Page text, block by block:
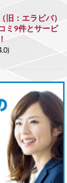
旧：エラビバ）
ミ9件とサービ